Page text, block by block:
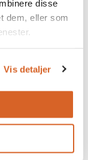
disse
dem, eller som
Vis detaljer